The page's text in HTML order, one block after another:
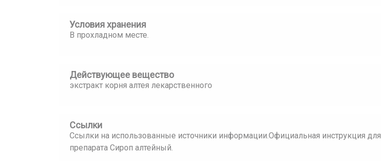
Условия хранения
В прохладном месте.
Действующее вещество
экстракт корня алтея лекарственного
Ссылки
Ссылки на использованные источники информации.Официальная инструкция для
препарата Сироп алтейный.